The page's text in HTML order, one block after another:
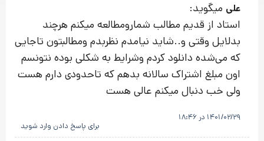
علی میگوید:
استاد از قدیم مطالب شمارومطالعه میکنم هرچند
بدلایل وقتی و..شاید نیامدم نظربدم ومطالبتون تاجایی
که می‌شده دانلود کردم وشرایط به شکلی بوده نتونسم
اون مبلغ اشتراک سالانه بدهم که تاحدودی دارم هست
ولی خب دنبال میکنم عالی هست
1401/02/29 در 18:46
برای پاسخ دادن وارد شوید